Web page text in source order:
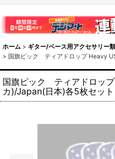
ホーム > ギター/ベース用アクセサリー類
> 国旗ピック ティアドロップ Heavy
国旗ピック ティアドロッ
カ)/Japan(日本)各5枚セット